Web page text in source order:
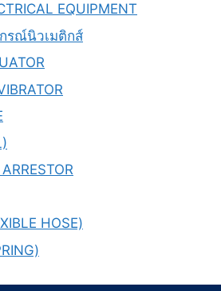
EQUIPMENT
รณ์นิวเมติกส์
HOSE)